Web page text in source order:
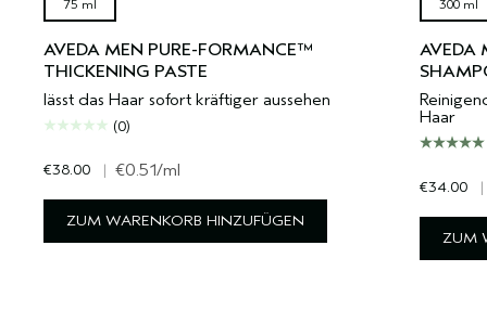
75 ml
AVEDA MEN PURE-FORMANCE™
THICKENING PASTE
lässt das Haar sofort kräftiger aussehen
(0)
€38.00 | €0.51/ml
ZUM WARENKORB HINZUFÜGEN
300 ml
AVEDA
Haar
€34.00 |
ZUM